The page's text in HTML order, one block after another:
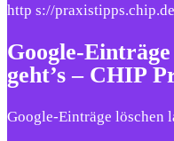
http s://
Google-Einträge
geht’s – CHIP
Google-Einträge löschen